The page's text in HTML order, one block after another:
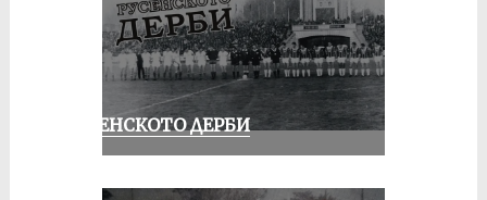
РУСЕНСКОТО ДЕРБИ